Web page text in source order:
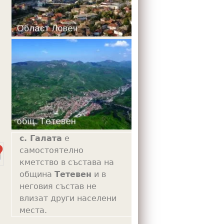
с. Галата е
самостоятелно
кметство в състава на
община Тетевен и в
неговия състав не
влизат други населени
места.